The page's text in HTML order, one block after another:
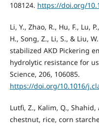
108124. https://doi.org/
Li, Y., Zhao, R., Hu, F., Lu,
H., Song, Z., Li, S., & Liu,
stabilized AKD Pickering
hydrolytic resistance for
Science, 206, 106085.
https://doi.org/10.1016/
Lutfi, Z., Kalim, Q.,
chestnut, rice, corn